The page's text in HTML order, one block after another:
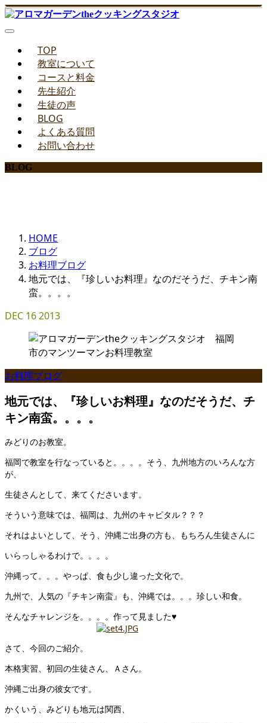
TOP
教室について
コースと料金
先生紹介
生徒の声
BLOG
よくある質問
お問い合わせ
BLOG
HOME
ブログ
お料理ブログ
地元では、『珍しいお料理』なのだそうだ、チキン南
蛮。。。。
DEC 162013
お料理ブログ
地元では、『珍しいお料理』なのだそうだ、チ
キン南蛮。。。。
みどりのお教室。
福岡で教室を行なっていると。。。。そう、九州地方のいろんな方
が、
生徒さんとして、来てくださいます。
そういう意味では、福岡は、九州のキャピタル？？？
それはよいとして、そう、沖縄ご出身の方も、もちろん生徒さんに
いらっしゃるわけで。。。。
沖縄って。。。やっぱ、食も少し違った文化で。
九州で、人気の『チキン南蛮』も、沖縄では。。。珍しい和食。
そんなチャレンジを。。。。作って見ました♥
さて、今回のご紹介。
本格実習、初回の生徒さん、Ａさん。
沖縄ご出身の彼女です。
かくいう、みどりも地元は関西、